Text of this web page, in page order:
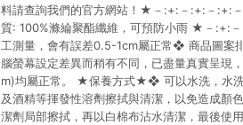
料請查詢我們的官方網站！★－:+:－:+:－:+:
質: 100%滌綸聚酯纖維，可預防小雨 ★－
工測量，會有誤差0.5-1cm屬正常❖ 商品圖案
腦螢幕設定差異而稍有不同，已盡量真實呈
m)均屬正常。 ★保養方式★❖ 可以水洗，水
及酒精等揮發性溶劑擦拭與清潔，以免造成
潔劑局部擦拭，再以白棉布沾水清潔，最後